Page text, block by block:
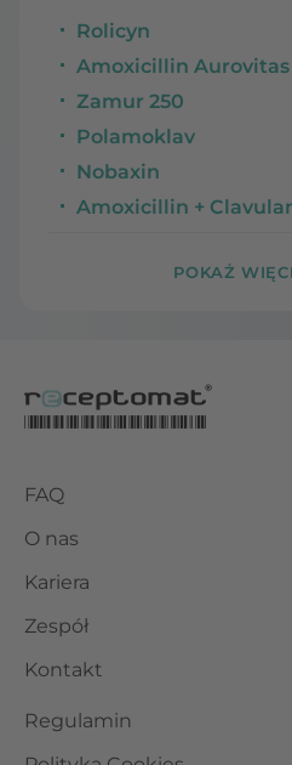
Rolicyn
Amoxicillin Aurovitas
Zamur 250
Polamoklav
Nobaxin
Amoxicillin +
FAQ
O nas
Kariera
Zespół
Kontakt
Regulamin